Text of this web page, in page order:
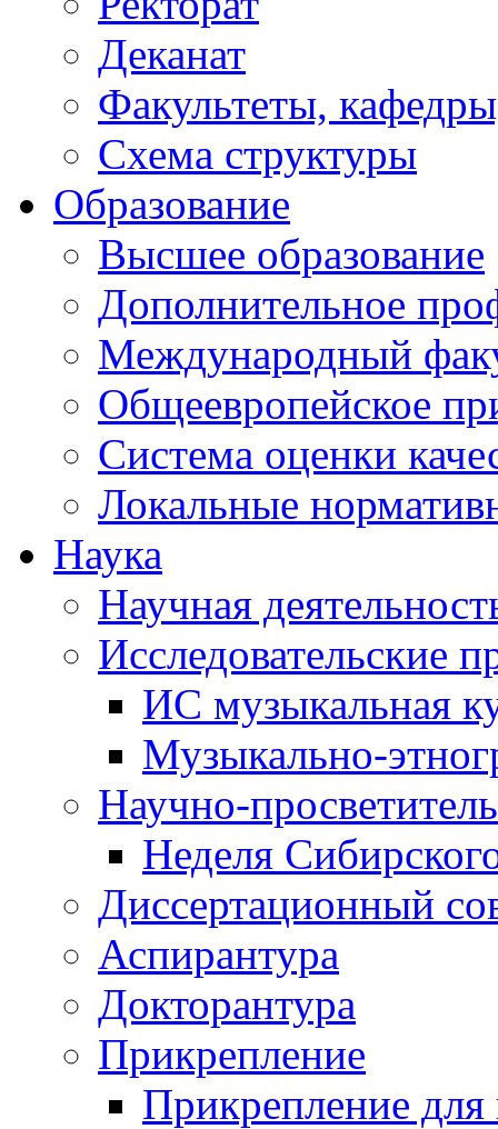
Деканат
Факультеты,
Схема структуры
Образование
Высшее образование
Дополнительное
Международный
Общеевропейское
Система оценки
Локальные
Наука
Научная
Исследовательские
ИС музыкальная
Музыкально-
Научно-
Неделя
Диссертационный
Аспирантура
Докторантура
Прикрепление
Прикрепление для